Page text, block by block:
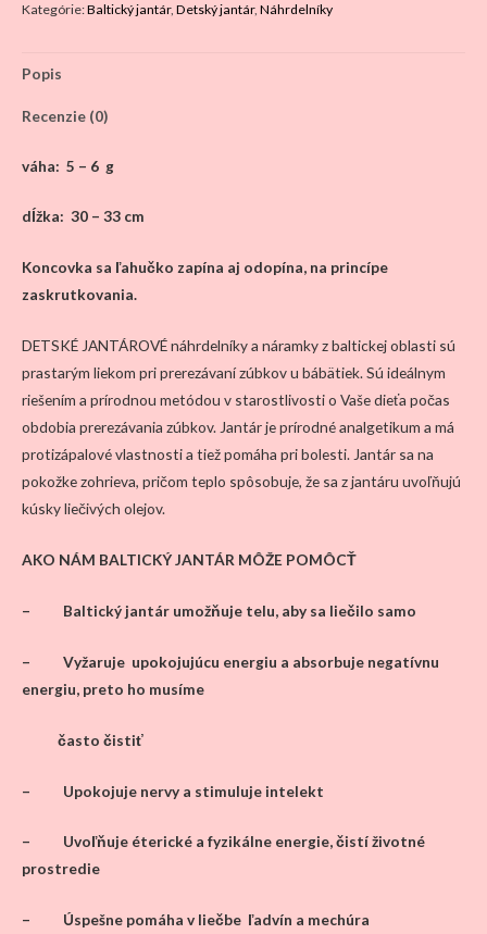
PRECIOUS
farby
Kategórie:Baltický jantár, Detský jantár, Náhrdelníky
Popis
Recenzie (0)
váha: 5 – 6 g
dĺžka: 30 – 33 cm
Koncovka sa ľahučko zapína aj odopína, na princípe
zaskrutkovania.
DETSKÉ JANTÁROVÉ náhrdelníky a náramky z baltickej oblasti sú
prastarým liekom pri prerezávaní zúbkov u bábätiek. Sú ideálnym
riešením a prírodnou metódou v starostlivosti o Vaše dieťa počas
obdobia prerezávania zúbkov. Jantár je prírodné analgetikum a má
protizápalové vlastnosti a tiež pomáha pri bolesti. Jantár sa na
pokožke zohrieva, pričom teplo spôsobuje, že sa z jantáru uvoľňujú
kúsky liečivých olejov.
AKO NÁM BALTICKÝ JANTÁR MÔŽE POMÔCŤ
– Baltický jantár umožňuje telu, aby sa liečilo samo
– Vyžaruje upokojujúcu energiu a absorbuje negatívnu
energiu, preto ho musíme
často čistiť
– Upokojuje nervy a stimuluje intelekt
– Uvoľňuje éterické a fyzikálne energie, čistí životné
prostredie
– Úspešne pomáha v liečbe ľadvín a mechúra